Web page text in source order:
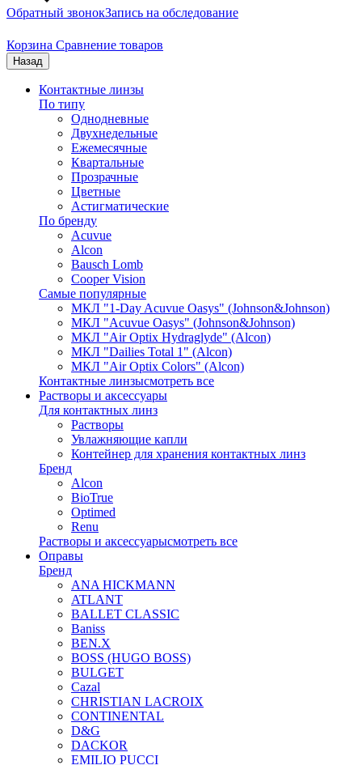
Обратный звонокЗапись на обследование
Корзина Сравнение товаров
Назад
Контактные линзы
По типу
Однодневные
Двухнедельные
Ежемесячные
Квартальные
Прозрачные
Цветные
Астигматические
По бренду
Acuvue
Alcon
Bausch Lomb
Cooper Vision
Самые популярные
МКЛ "1-Day Acuvue Oasys" (Johnson&Johnson)
МКЛ "Acuvue Oasys" (Johnson&Johnson)
МКЛ "Air Optix Hydraglyde" (Alcon)
МКЛ "Dailies Total 1" (Alcon)
МКЛ "Air Optix Colors" (Alcon)
Контактные линзысмотреть все
Растворы и аксессуары
Для контактных линз
Растворы
Увлажняющие капли
Контейнер для хранения контактных линз
Бренд
Alcon
BioTrue
Optimed
Renu
Растворы и аксессуарысмотреть все
Оправы
Бренд
ANA HICKMANN
ATLANT
BALLET CLASSIC
Baniss
BEN.X
BOSS (HUGO BOSS)
BULGET
Cazal
CHRISTIAN LACROIX
CONTINENTAL
D&G
DACKOR
EMILIO PUCCI